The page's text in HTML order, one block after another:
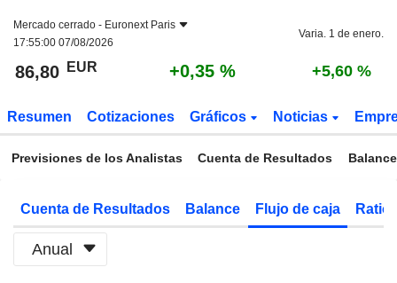
Mercado cerrado - Euronext Paris
17:55:00 07/08/2026
Varia. 1 de enero.
86,80 EUR +0,35 % +5,60 %
Resumen Cotizaciones Gráficos Noticias
Previsiones de los Analistas Cuenta de Resultados Balance
Cuenta de Resultados Balance Flujo de caja
Anual